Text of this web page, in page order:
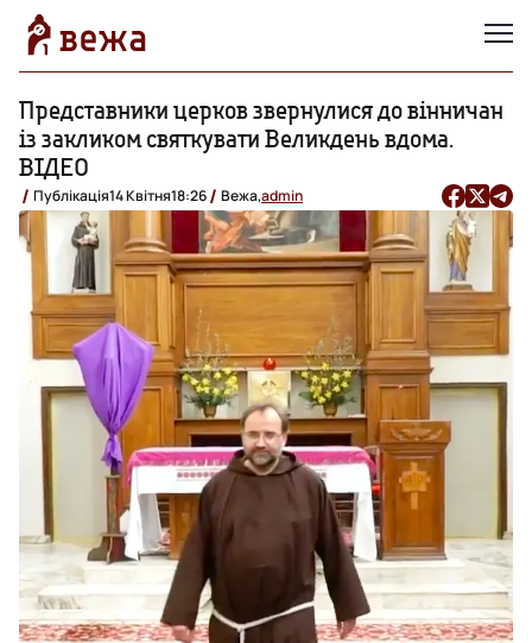
Представники церков звернулися до вінничан
із закликом святкувати Великдень вдома.
ВІДЕО
Публікація14 Квітня18:26 Вежа,admin